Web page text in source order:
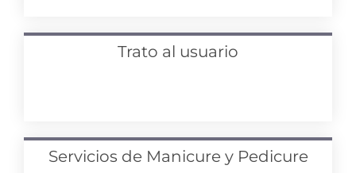
Trato al usuario
Servicios de Manicure y Pedicure